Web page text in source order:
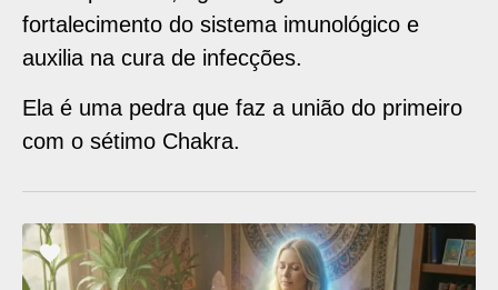
fortalecimento do sistema imunológico e
auxilia na cura de infecções.
Ela é uma pedra que faz a união do primeiro
com o sétimo Chakra.
ADICIONAR